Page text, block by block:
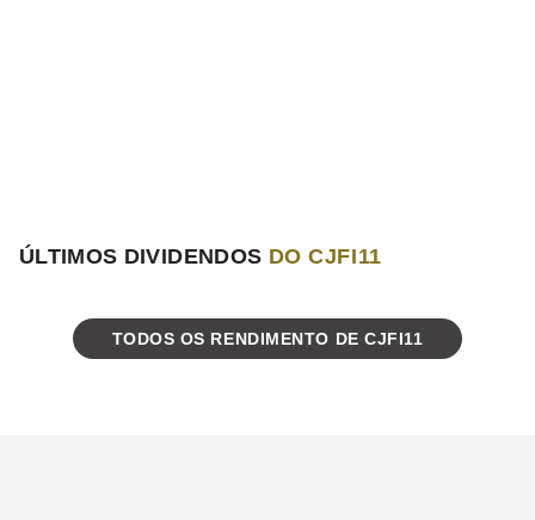
ÚLTIMOS DIVIDENDOS DO CJFI11
TODOS OS RENDIMENTO DE CJFI11